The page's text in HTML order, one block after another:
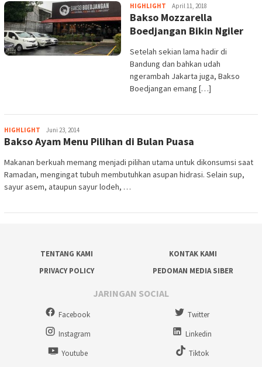
HIGHLIGHT Agung
Yunianto.
SIP
April 11, 2018
Bakso Mozzarella
Boedjangan Bikin Ngiler
Setelah sekian lama hadir di
Bandung dan bahkan udah
ngerambah Jakarta juga, Bakso
Boedjangan emang […]
HIGHLIGHT Agung
Yunianto.
SIP
Juni 23, 2014
Bakso Ayam Menu Pilihan di Bulan Puasa
Makanan berkuah memang menjadi pilihan utama untuk dikonsumsi saat
Ramadan, mengingat tubuh membutuhkan asupan hidrasi. Selain sup,
sayur asem, ataupun sayur lodeh, …
TENTANG KAMI
KONTAK KAMI
PRIVACY POLICY
PEDOMAN MEDIA SIBER
JARINGAN SOCIAL
Facebook
Twitter
Instagram
Linkedin
Youtube
Tiktok